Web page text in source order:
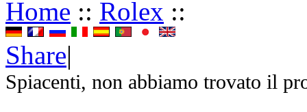
Home :: Rolex ::
Share|
Spiacenti, non abbiamo trovato il